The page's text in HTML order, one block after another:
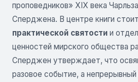
проповедников» XIX века
Сперджена. В центре книги
практической святости и
ценностей мирского общества
Сперджен утверждает, что
разовое событие, а